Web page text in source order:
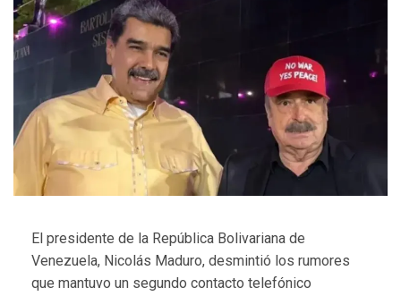
El presidente de la República Bolivariana de
Venezuela, Nicolás Maduro, desmintió los rumores
que mantuvo un segundo contacto telefónico